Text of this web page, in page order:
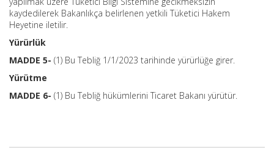
kaydedilerek Bakanlıkça belirlenen yetkili Tüketici Hakem
Heyetine iletilir.
Yürürlük
MADDE 5- (1) Bu Tebliğ 1/1/2023 tarihinde yürürlüğe girer.
Yürütme
MADDE 6- (1) Bu Tebliğ hükümlerini Ticaret Bakanı yürütür.